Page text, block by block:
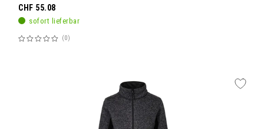
sofort lieferbar
Bewertung:
0
CHF 55.08